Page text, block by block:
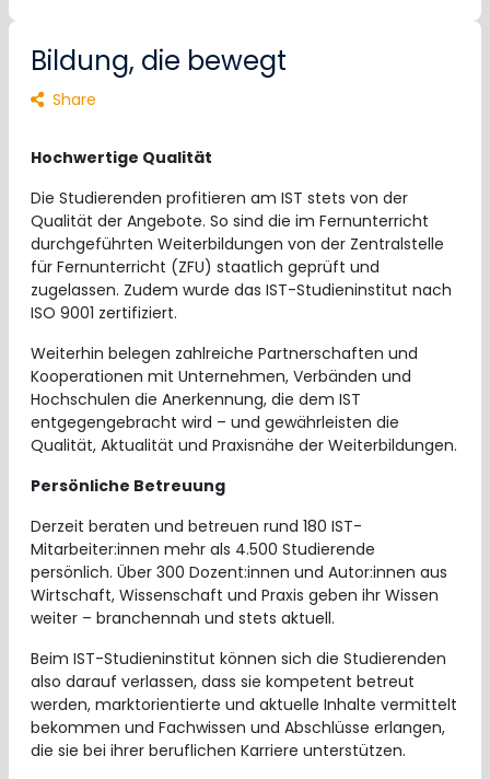
Bildung, die bewegt
Share
Hochwertige Qualität
Die Studierenden profitieren am IST stets von der
Qualität der Angebote. So sind die im Fernunterricht
durchgeführten Weiterbildungen von der Zentralstelle
für Fernunterricht (ZFU) staatlich geprüft und
zugelassen. Zudem wurde das IST-Studieninstitut nach
ISO 9001 zertifiziert.
Weiterhin belegen zahlreiche Partnerschaften und
Kooperationen mit Unternehmen, Verbänden und
Hochschulen die Anerkennung, die dem IST
entgegengebracht wird – und gewährleisten die
Qualität, Aktualität und Praxisnähe der Weiterbildungen.
Persönliche Betreuung
Derzeit beraten und betreuen rund 180 IST-
Mitarbeiter:innen mehr als 4.500 Studierende
persönlich. Über 300 Dozent:innen und Autor:innen aus
Wirtschaft, Wissenschaft und Praxis geben ihr Wissen
weiter – branchennah und stets aktuell.
Beim IST-Studieninstitut können sich die Studierenden
also darauf verlassen, dass sie kompetent betreut
werden, marktorientierte und aktuelle Inhalte vermittelt
bekommen und Fachwissen und Abschlüsse erlangen,
die sie bei ihrer beruflichen Karriere unterstützen.